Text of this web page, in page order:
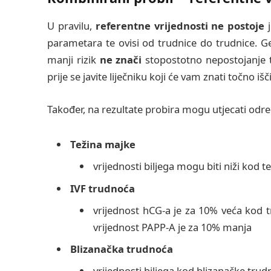
U pravilu, referentne vrijednosti ne postoje
parametara te ovisi od trudnice do trudnice.
manji rizik ne znači stopostotno nepostojanje
prije se javite liječniku koji će vam znati točno
Također, na rezultate probira mogu utjecati
Težina majke
vrijednosti biljega mogu biti niži kod
IVF trudnoća
vrijednost hCG-a je za 10% veća
vrijednost PAPP-A je za 10% manja
Blizanačka trudnoća